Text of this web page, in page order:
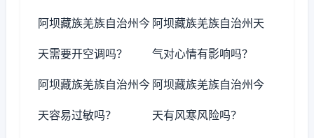
阿坝藏族羌族自治州今
天需要开空调吗？
阿坝藏族羌族自治州天
气对心情有影响吗？
阿坝藏族羌族自治州今
天容易过敏吗？
阿坝藏族羌族自治州今
天有风寒风险吗？